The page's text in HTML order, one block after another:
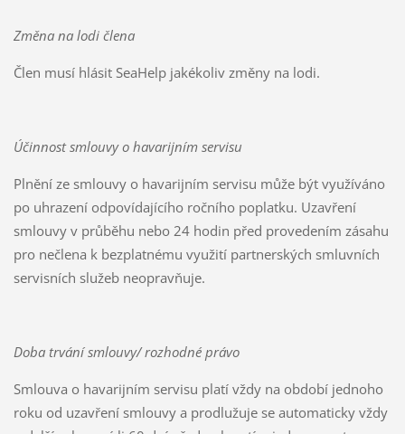
Změna na lodi člena
Člen musí hlásit SeaHelp jakékoliv změny na lodi.
Účinnost smlouvy o havarijním servisu
Plnění ze smlouvy o havarijním servisu může být využíváno
po uhrazení odpovídajícího ročního poplatku. Uzavření
smlouvy v průběhu nebo 24 hodin před provedením zásahu
pro nečlena k bezplatnému využití partnerských smluvních
servisních služeb neopravňuje.
Doba trvání smlouvy/ rozhodné právo
Smlouva o havarijním servisu platí vždy na období jednoho
roku od uzavření smlouvy a prodlužuje se automaticky vždy